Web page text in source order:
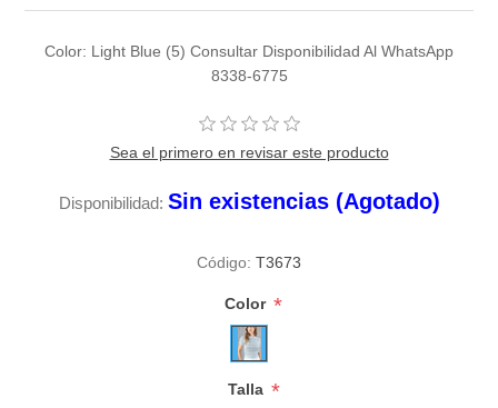
Color: Light Blue (5) Consultar Disponibilidad Al WhatsApp
8338-6775
Sea el primero en revisar este producto
Disponibilidad: Sin existencias (Agotado)
Código: T3673
Color *
Talla *